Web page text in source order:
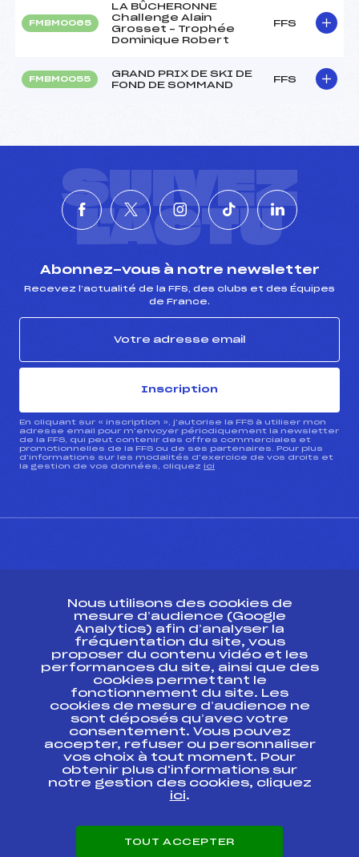
FMBM0065
LA BÛCHERONNE
Challenge Alain
Grosset – Trophée
Dominique Robert
FFS
FMBM0055
GRAND PRIX DE SKI DE
FOND DE SOMMAND
FFS
SUIVEZ
L'ACTU
Abonnez-vous à notre newsletter
Recevez l’actualité de la FFS, des clubs et des Équipes
de France.
Inscription
En cliquant sur « inscription », j’autorise la FFS à utiliser mon
adresse email pour m’envoyer périodiquement la newsletter
de la FFS, qui peut contenir des offres commerciales et
promotionnelles de la FFS ou de ses partenaires. Pour plus
d’informations sur les modalités d’exercice de vos droits et
la gestion de vos données, cliquez ici
ESPACE PRESSE
Ressources
Pass’Neige
Projet sportif fédéral
Projet de performance fédéral
Antidopage
Pôle Développement, Formation, Suivi
Scientifique
Listes ministérielles
Pôle vie de l’athlète
Nous utilisons des cookies de
mesure d’audience (Google
Analytics) afin d’analyser la
fréquentation du site, vous
proposer du contenu vidéo et les
performances du site, ainsi que des
cookies permettant le
fonctionnement du site. Les
cookies de mesure d’audience ne
sont déposés qu’avec votre
consentement. Vous pouvez
accepter, refuser ou personnaliser
vos choix à tout moment. Pour
obtenir plus d'informations sur
notre gestion des cookies, cliquez
ici.
TOUT ACCEPTER